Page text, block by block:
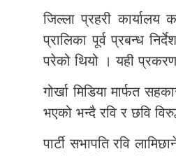
जिल्ला प्रहरी कार्यालय
प्रालिका पूर्व प्रबन्ध
परेको थियो । यही
गोर्खा मिडिया मार्फत
भएको भन्दै रवि र छवि
पार्टी सभापति रवि